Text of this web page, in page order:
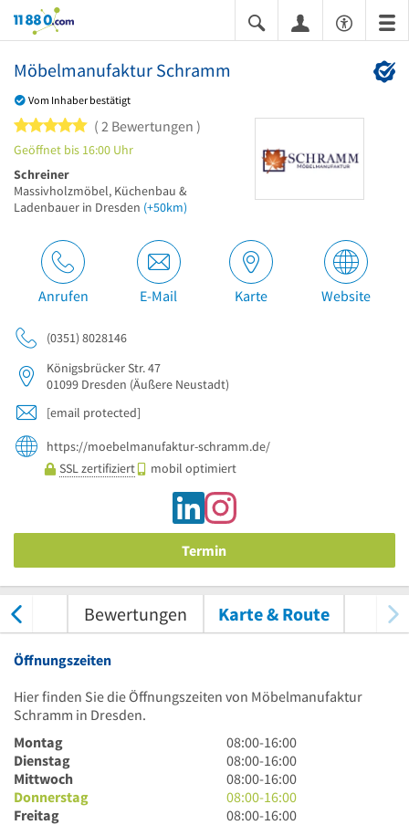
11880.com
Möbelmanufaktur Schramm
Vom Inhaber bestätigt
5 von 5 Sternen
2 Bewertungen
Geöffnet bis 16:00 Uhr
Schreiner
Massivholzmöbel, Küchenbau &
Ladenbauer in Dresden (+50km)
Anrufen E-Mail Karte Website
(0351) 8028146
Königsbrücker Str. 47
01099 Dresden (Äußere Neustadt)
[email protected]
https://moebelmanufaktur-schramm.de/
SSL zertifiziert
mobil optimiert
Termin
Bewertungen Karte & Route
Öffnungszeiten
Hier finden Sie die Öffnungszeiten von Möbelmanufaktur
Schramm in Dresden.
Montag
8
Uhr
bis
16
Uhr
08:00-16:00
Dienstag
8
Uhr
bis
16
08:00-16:00
Mittwoch
8
Uhr
bis
08:00-16:00
Donnerstag
8
Uhr
08:00-16:00
Freitag
8
08:00-16:00